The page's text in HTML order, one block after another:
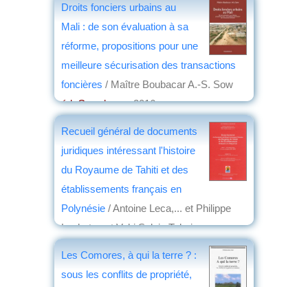
Droits fonciers urbains au
Mali : de son évaluation à sa
réforme, propositions pour une
meilleure sécurisation des transactions
foncières / Maître Boubacar A.-S. Sow
éd. Grandvaux, 2016
Recueil général de documents
juridiques intéressant l'histoire
du Royaume de Tahiti et des
établissements français en
Polynésie / Antoine Leca,... et Philippe
Lechat,... et Vahi Sylvia Tuheiava-
Richaud,... ; préface Éric Conte,... ;
Les Comores, à qui la terre ? :
sous les conflits de propriété,